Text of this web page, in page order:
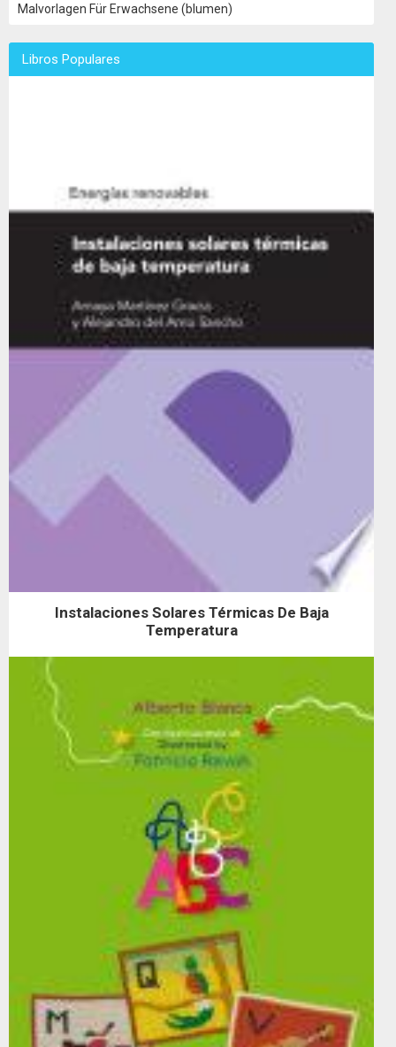
Malvorlagen Für Erwachsene (blumen)
Libros Populares
Instalaciones Solares Térmicas De Baja
Temperatura